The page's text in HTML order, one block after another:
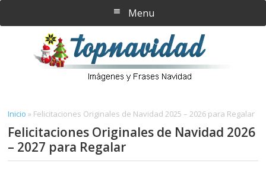
al
principal
a
Menu
Inicio » Felicitaciones Originales de Navidad 2025 – 2026 para Regalar
Felicitaciones Originales de Navidad 2026
– 2027 para Regalar